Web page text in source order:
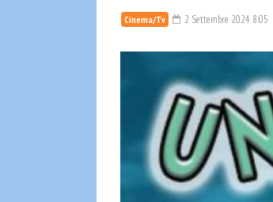
Cinema/Tv 2 Settembre 2024 8:05